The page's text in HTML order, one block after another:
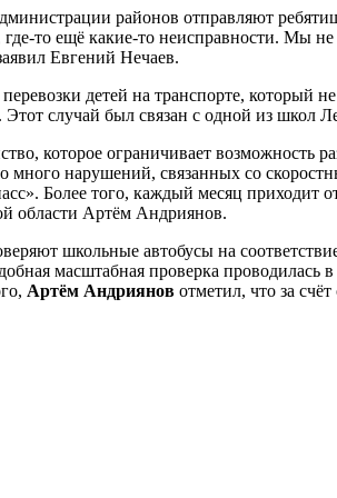
районов отправляют
то ещё какие-то неисправности. Мы
Евгений Нечаев.
детей на транспорте, который
случай был связан с одной из школ
которое ограничивает возможность
много нарушений, связанных со
Более того, каждый месяц приходит
области Артём Андриянов.
школьные автобусы на
масштабная проверка проводилась
Артём Андриянов отметил, что за